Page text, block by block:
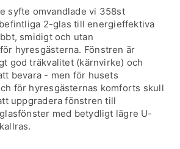
syfte omvandlade vi 358st
2-glas till energieffektiva
smidigt och utan
hyresgästerna. Fönstren är
god träkvalitet (kärnvirke) och
bevara - men för husets
för hyresgästernas komforts skull
uppgradera fönstren till
med betydligt lägre U-